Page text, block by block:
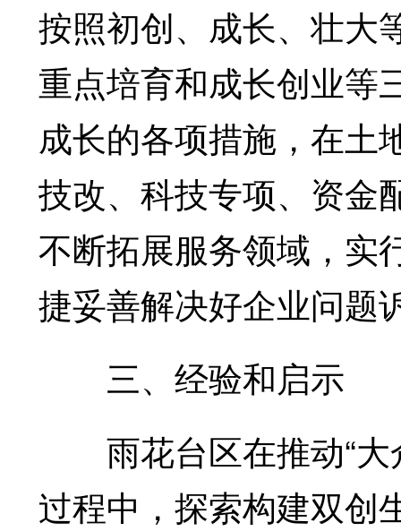
按照初创、成长、壮大
重点培育和成长创业等
成长的各项措施，在土
技改、科技专项、资金
不断拓展服务领域，实
捷妥善解决好企业问题
三、经验和启示
雨花台区在推动“大
过程中，探索构建双创